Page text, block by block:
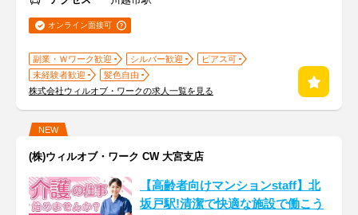
オンライン面接可
副業・Ｗワーク歓迎 シルバー歓迎
ピアス可
未経験者歓迎
髪色自由
株式会社ウィルオブ・ワークの求人一覧を見る
NEW
(株)ウィルオブ・ワーク CW 大宮支店
【高齢者向けマンションstaff】北
坂戸駅!清潔で快適な施設で働こう